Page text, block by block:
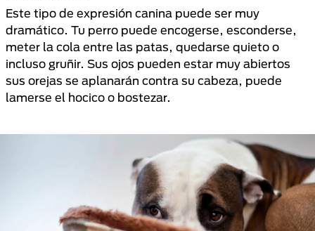
Este tipo de expresión canina puede ser muy
dramático. Tu perro puede encogerse, esconderse,
meter la cola entre las patas, quedarse quieto o
incluso gruñir. Sus ojos pueden estar muy abiertos
sus orejas se aplanarán contra su cabeza, puede
lamerse el hocico o bostezar.